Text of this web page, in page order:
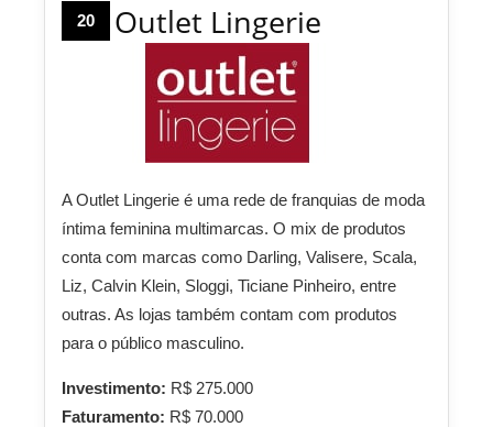
20 Outlet Lingerie
A Outlet Lingerie é uma rede de franquias de moda
íntima feminina multimarcas. O mix de produtos
conta com marcas como Darling, Valisere, Scala,
Liz, Calvin Klein, Sloggi, Ticiane Pinheiro, entre
outras. As lojas também contam com produtos
para o público masculino.
Investimento: R$ 275.000
Faturamento: R$ 70.000